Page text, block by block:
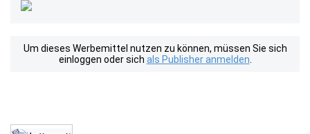
Um dieses Werbemittel nutzen zu können, müssen Sie sich
einloggen oder sich als Publisher anmelden